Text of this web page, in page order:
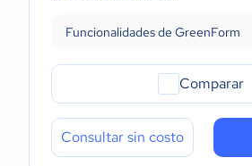
Funcionalidades de GreenForm
Comparar
Consultar sin costo